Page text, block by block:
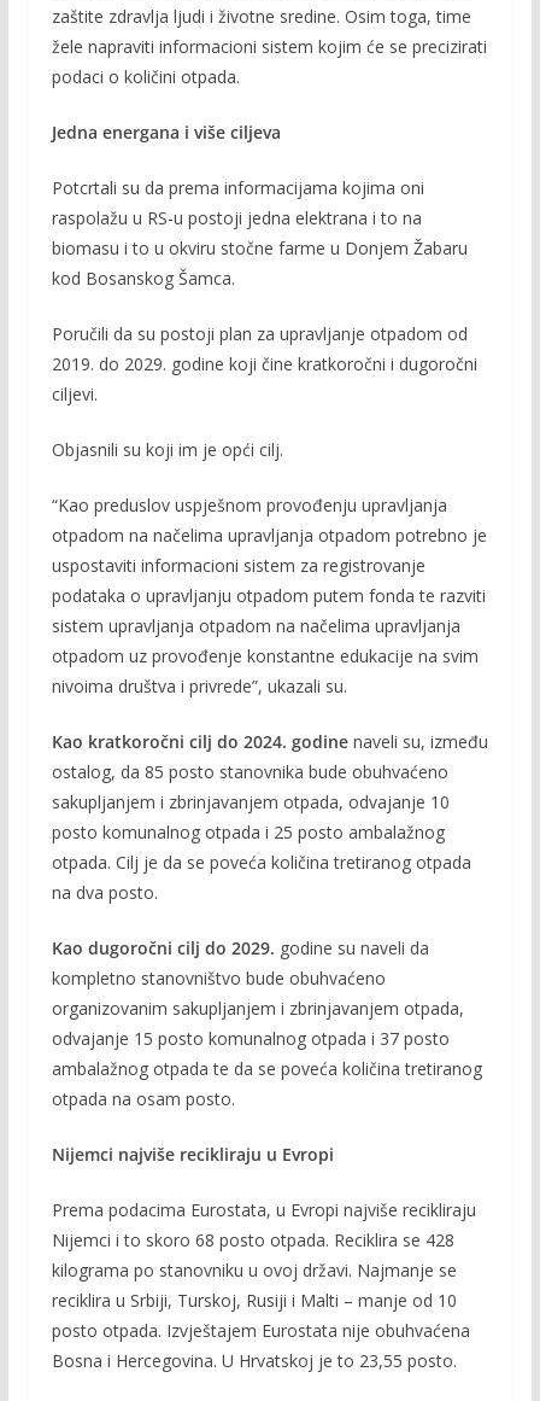
zaštite zdravlja ljudi i životne sredine. Osim toga, time
žele napraviti informacioni sistem kojim će se precizirati
podaci o količini otpada.
Jedna energana i više ciljeva
Potcrtali su da prema informacijama kojima oni
raspolažu u RS-u postoji jedna elektrana i to na
biomasu i to u okviru stočne farme u Donjem Žabaru
kod Bosanskog Šamca.
Poručili da su postoji plan za upravljanje otpadom od
2019. do 2029. godine koji čine kratkoročni i dugoročni
ciljevi.
Objasnili su koji im je opći cilj.
“Kao preduslov uspješnom provođenju upravljanja
otpadom na načelima upravljanja otpadom potrebno je
uspostaviti informacioni sistem za registrovanje
podataka o upravljanju otpadom putem fonda te razviti
sistem upravljanja otpadom na načelima upravljanja
otpadom uz provođenje konstantne edukacije na svim
nivoima društva i privrede”, ukazali su.
Kao kratkoročni cilj do 2024. godinenaveli su, između
ostalog, da 85 posto stanovnika bude obuhvaćeno
sakupljanjem i zbrinjavanjem otpada, odvajanje 10
posto komunalnog otpada i 25 posto ambalažnog
otpada. Cilj je da se poveća količina tretiranog otpada
na dva posto.
Kao dugoročni cilj do 2029. godine su naveli da
kompletno stanovništvo bude obuhvaćeno
organizovanim sakupljanjem i zbrinjavanjem otpada,
odvajanje 15 posto komunalnog otpada i 37 posto
ambalažnog otpada te da se poveća količina tretiranog
otpada na osam posto.
Nijemci najviše recikliraju u Evropi
Prema podacima Eurostata, u Evropi najviše recikliraju
Nijemci i to skoro 68 posto otpada. Reciklira se 428
kilograma po stanovniku u ovoj državi. Najmanje se
reciklira u Srbiji, Turskoj, Rusiji i Malti – manje od 10
posto otpada. Izvještajem Eurostata nije obuhvaćena
Bosna i Hercegovina. U Hrvatskoj je to 23,55 posto.